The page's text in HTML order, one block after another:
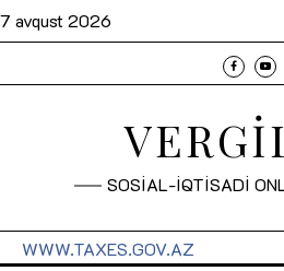
7 avqust 2026
SOSİAL-İQTİSADİ
WWW.TAXES.GOV.AZ